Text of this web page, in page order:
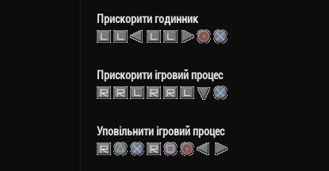
Прискорити годинник
Прискорити ігровий процес
Уповільнити ігровий процес